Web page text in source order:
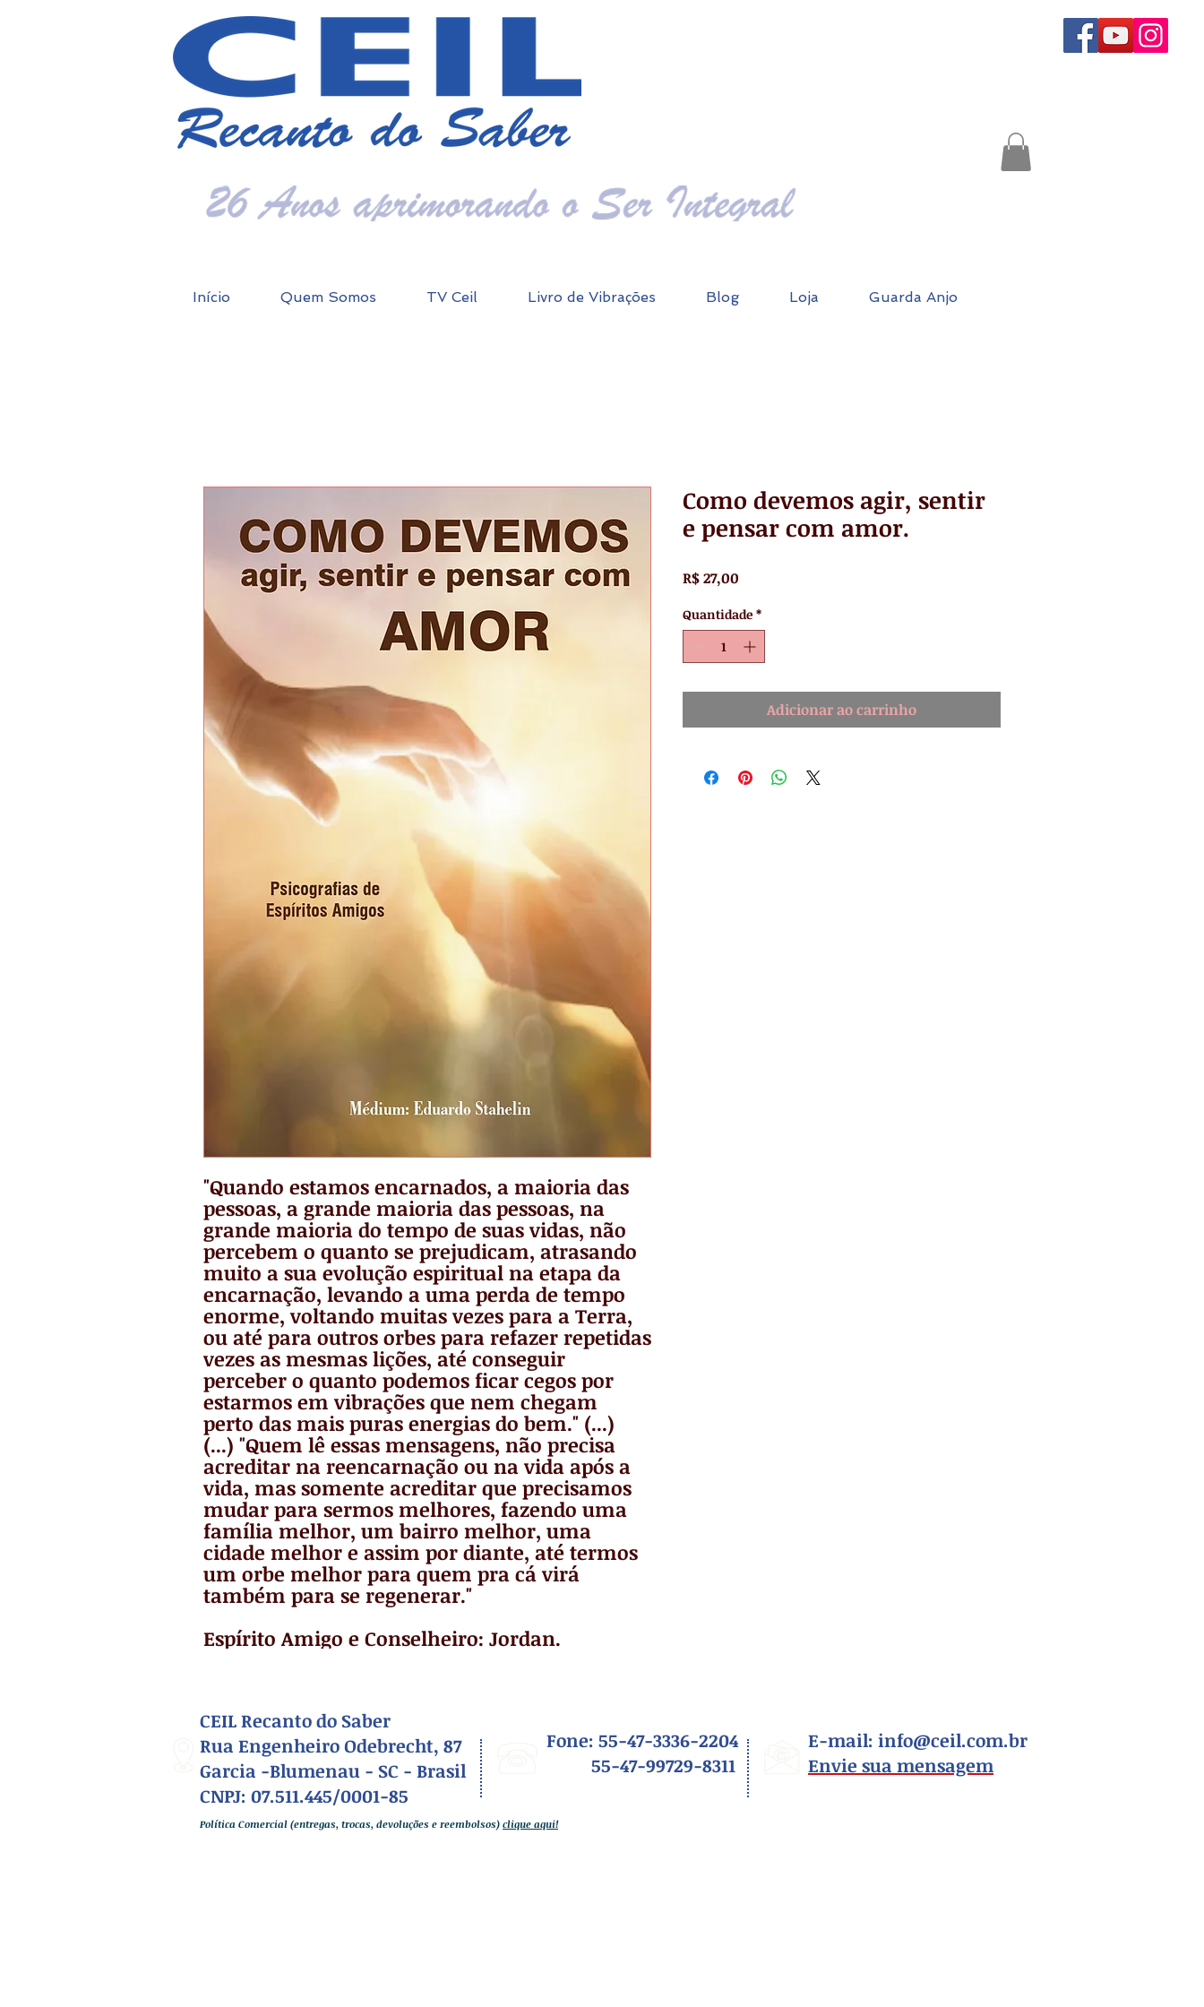
Início Quem Somos TV Ceil Livro de Vibrações Blog Loja Guarda Anjo
"Quando estamos encarnados, a maioria das
pessoas, a grande maioria das pessoas, na
grande maioria do tempo de suas vidas, não
percebem o quanto se prejudicam, atrasando
muito a sua evolução espiritual na etapa da
encarnação, levando a uma perda de tempo
enorme, voltando muitas vezes para a Terra,
ou até para outros orbes para refazer repetidas
vezes as mesmas lições, até conseguir
perceber o quanto podemos ficar cegos por
estarmos em vibrações que nem chegam
perto das mais puras energias do bem." (...)
(...) "Quem lê essas mensagens, não precisa
acreditar na reencarnação ou na vida após a
vida, mas somente acreditar que precisamos
mudar para sermos melhores, fazendo uma
família melhor, um bairro melhor, uma
cidade melhor e assim por diante, até termos
um orbe melhor para quem pra cá virá
também para se regenerar."
Espírito Amigo e Conselheiro: Jordan.
Como devemos agir, sentir
e pensar com amor.
R$ 27,00
Quantidade *
Adicionar ao carrinho
CEIL Recanto do Saber
Rua Engenheiro Odebrecht, 87
Garcia -Blumenau - SC - Brasil
CNPJ: 07.511.445/0001-85
Política Comercial (entregas, trocas, devoluções e reembolsos) clique aqui!
Fone: 55-47-3336-2204
55-47-99729-8311
E-mail: info@ceil.com.br
Envie sua mensagem